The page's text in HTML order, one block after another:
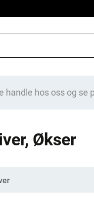
handle hos oss og se
Økser